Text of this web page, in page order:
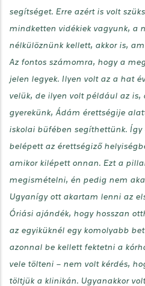
segítséget. Erre azért is volt
mindketten vidékiek vagyunk, a
nélkülöznünk kellett, akkor is,
Az fontos számomra, hogy a
jelen legyek. Ilyen volt az a hat
velük, de ilyen volt például az
gyerekünk, Ádám érettségije
iskolai büfében segíthettünk.
belépett az érettségiző
amikor kilépett onnan. Ezt a
megismételni, én pedig nem
Ugyanígy ott akartam lenni az
Óriási ajándék, hogy hosszan
az egyiküknél egy komolyabb
azonnal be kellett fektetni a
vele tölteni – nem volt kérdés,
töltjük a klinikán. Ugyanakkor